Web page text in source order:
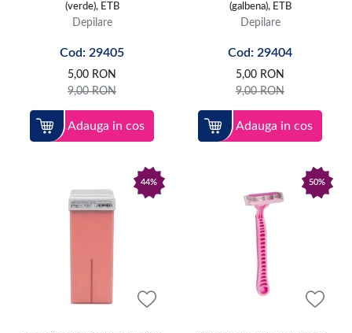
(verde), ETB
Depilare
Cod: 29405
5,00 RON
9,00RON
Adauga in cos
(galbena), ETB
Depilare
Cod: 29404
5,00 RON
9,00RON
Adauga in cos
44% 50%